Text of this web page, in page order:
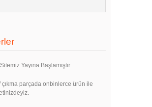
Yayına Başlamıştır
çıkma parçada onbinlerce ürün ile